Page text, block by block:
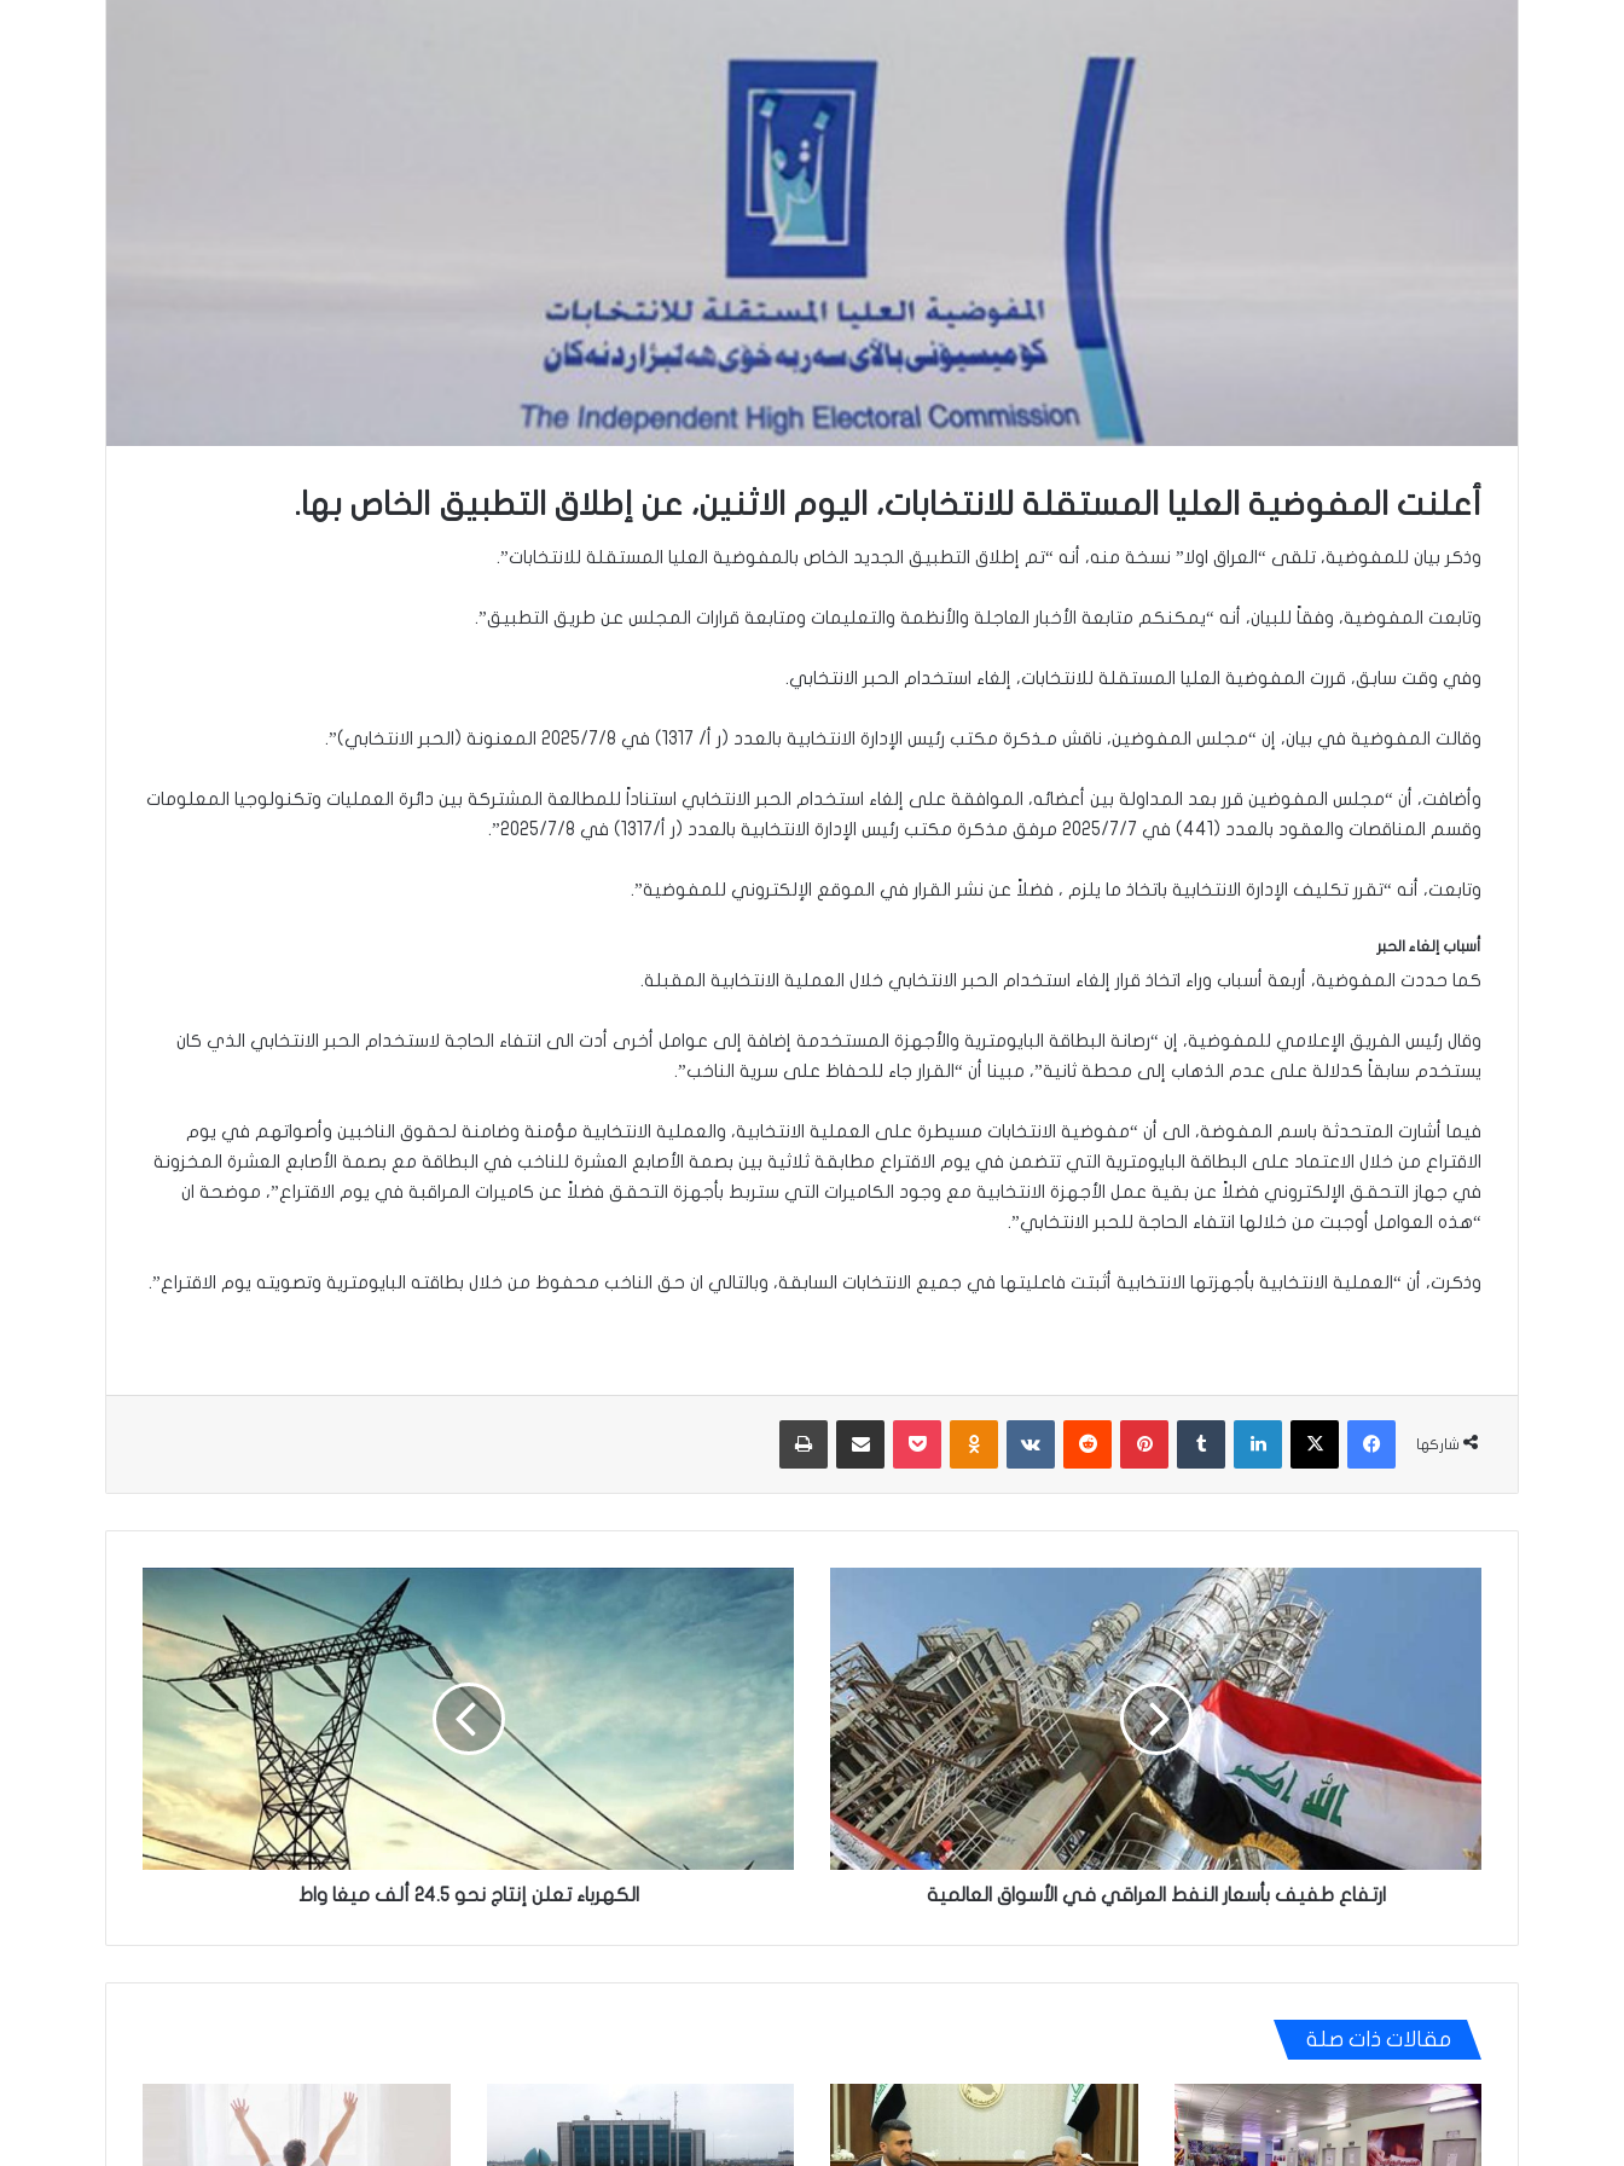
أعلنت المفوضية العليا المستقلة للانتخابات، اليوم الاثنين، عن إطلاق التطبيق الخاص بها.
وذكر بيان للمفوضية، تلقى “العراق اولا” نسخة منه، أنه “تم إطلاق التطبيق الجديد الخاص بالمفوضية العليا المستقلة للانتخابات”.
وتابعت المفوضية، وفقاً للبيان، أنه “يمكنكم متابعة الأخبار العاجلة والأنظمة والتعليمات ومتابعة قرارات المجلس عن طريق التطبيق”.
وفي وقت سابق، قررت المفوضية العليا المستقلة للانتخابات، إلغاء استخدام الحبر الانتخابي.
وقالت المفوضية في بيان، إن “مجلس المفوضين، ناقش مـذكرة مكتب رئيس الإدارة الانتخابية بالعدد (ر أ/ 1317) في 2025/7/8 المعنونة (الحبر الانتخابي)”.
وأضافت، أن “مجلس المفوضين قرر بعد المداولة بين أعضائه، الموافقة على إلغاء استخدام الحبر الانتخابي استناداً للمطالعة المشتركة بين دائرة العمليات وتكنولوجيا المعلومات
وقسم المناقصات والعقود بالعدد (441) في 2025/7/7 مرفق مذكرة مكتب رئيس الإدارة الانتخابية بالعدد (ر أ/1317) في 2025/7/8”.
وتابعت، أنه “تقرر تكليف الإدارة الانتخابية باتخاذ ما يلزم ، فضلاً عن نشر القرار في الموقع الإلكتروني للمفوضية”.
أسباب إلغاء الحبر
كما حددت المفوضية، أربعة أسباب وراء اتخاذ قرار إلغاء استخدام الحبر الانتخابي خلال العملية الانتخابية المقبلة.
وقال رئيس الفريق الإعلامي للمفوضية، إن “رصانة البطاقة البايومترية والأجهزة المستخدمة إضافة إلى عوامل أخرى أدت الى انتفاء الحاجة لاستخدام الحبر الانتخابي الذي كان
يستخدم سابقاً كدلالة على عدم الذهاب إلى محطة ثانية”، مبينا أن “القرار جاء للحفاظ على سرية الناخب”.
فيما أشارت المتحدثة باسم المفوضة، الى أن “مفوضية الانتخابات مسيطرة على العملية الانتخابية، والعملية الانتخابية مؤمنة وضامنة لحقوق الناخبين وأصواتهم في يوم
الاقتراع من خلال الاعتماد على البطاقة البايومترية التي تتضمن في يوم الاقتراع مطابقة ثلاثية بين بصمة الأصابع العشرة للناخب في البطاقة مع بصمة الأصابع العشرة المخزونة
في جهاز التحقق الإلكتروني فضلاً عن بقية عمل الأجهزة الانتخابية مع وجود الكاميرات التي ستربط بأجهزة التحقق فضلاً عن كاميرات المراقبة في يوم الاقتراع”، موضحة ان
“هذه العوامل أوجبت من خلالها انتفاء الحاجة للحبر الانتخابي”.
وذكرت، أن “العملية الانتخابية بأجهزتها الانتخابية أثبتت فاعليتها في جميع الانتخابات السابقة، وبالتالي ان حق الناخب محفوظ من خلال بطاقته البايومترية وتصويته يوم الاقتراع”.
شاركها
فيسبوك
‫X لينكدإن بينتيريست Odnoklassniki
‫Pocketمشاركة عبر البريد طباعة
العالمية
ارتفاع طفيف بأسعار النفط العراقي في الأسواق العالمية
24.5
واط
الكهرباء تعلن إنتاج نحو 24.5 ألف ميغا واط
مقالات ذات صلة